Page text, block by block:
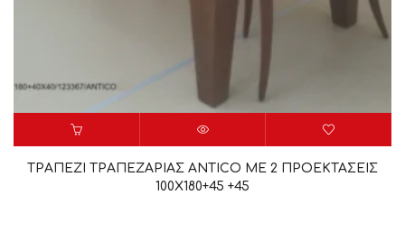
ΤΡΑΠΕΖΙ ΤΡΑΠΕΖΑΡΙΑΣ ANTICO ΜΕ 2 ΠΡΟΕΚΤΑΣΕΙΣ
100Χ180+45 +45